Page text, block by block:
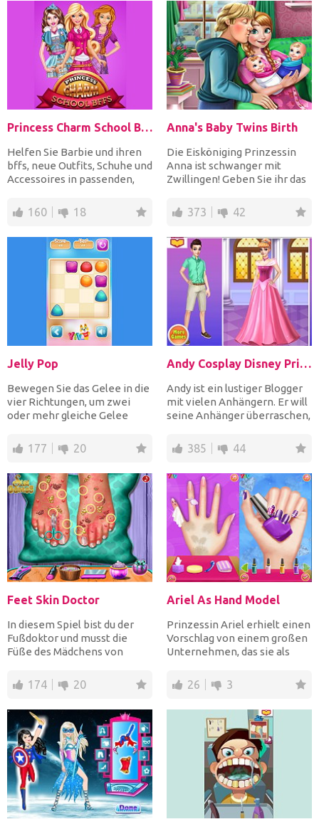
Princess Charm School Bffs
Helfen Sie Barbie und ihren
bffs, neue Outfits, Schuhe und
Accessoires in passenden,
160 18
Anna's Baby Twins Birth
Die Eisköniging Prinzessin
Anna ist schwanger mit
Zwillingen! Geben Sie ihr das
373 42
Jelly Pop
Bewegen Sie das Gelee in die
vier Richtungen, um zwei
oder mehr gleiche Gelee
177 20
Andy Cosplay Disney Princesses
Andy ist ein lustiger Blogger
mit vielen Anhängern. Er will
seine Anhänger überraschen,
385 44
Feet Skin Doctor
In diesem Spiel bist du der
Fußdoktor und musst die
Füße des Mädchens von
174 20
Ariel As Hand Model
Prinzessin Ariel erhielt einen
Vorschlag von einem großen
Unternehmen, das sie als
26 3